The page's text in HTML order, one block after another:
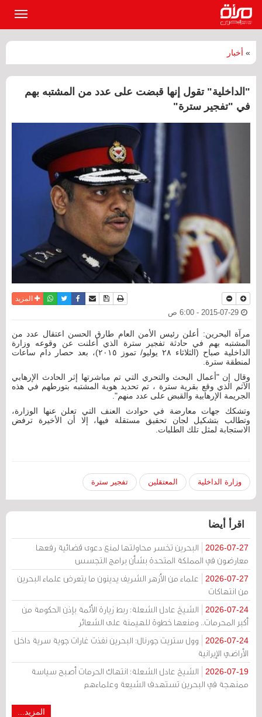
» أخبار
"الداخلية" تقول إنها قبضت على عدد من المشتبه بهم
في "تفجير سترة"
نسخة للطباعة
حفظ الموضوع
أرسل الى صديق
فيسبوكتويترواتسابالمزيد
مرآة البحرين: أعلن رئيس الأمن العام طارق الحسن اعتقال عدد من
المشتبه بهم في حادثة تفجير سترة الذي أعلنت عن وقوعه وزارة
الداخلية صباح (الثلاثاء ٢٨ يوليو/ تموز ٢٠١٥)، بعد حصار دام ساعات
لمنطقة سترة.
وقال إن "أعمال البحث والتحري التي تم مباشرتها إثر الحادث الإرهابي
الآثم الذي وقع بقرية سترة ، تم تحديد هوية المشتبه بتورطهم في هذه
الجريمة الإرهابية والقبض على عدد منهم".
وتشكك جهات معارضة في حوادث العنف التي تعلن عنها الوزارة،
وتطالب بتشكيل لجان تحقيق مستقلة فيها، إلا أن الأخيرة ترفض
الاستجابة لمثل تلك الطلبات.
وزارة الداخلية المعتقلين تفجير سترة
اقرأ أيضا
2026-07-27
البحرين تخسر محاولتها لمنع دعوى قضائية رفعها
معارضون في المملكة المتحدة بشأن برامج التجسس
2026-07-27
علماء من الأزهر الشريف يدينون ما يتعرض علماء البحرين
من انتهاكات
2026-07-24
الشيخ عادل الشعلة: ربط زيارة الأئمة بإذن الحكومة من
أكبر المحرمات.. ومنعها خطوة للهيمنة على الشعائر
2026-07-24
وول ستريت جورنال: البحرين نفذت غارات جوية سرية داخل
الأراضي الإيرانية
2026-07-19
الشيخ عادل الشعلة: انتهاك الحرمات أصبح سياسة
ممنهجة في البحرين تستهدف الشيعة وعلماءهم
المزيد...